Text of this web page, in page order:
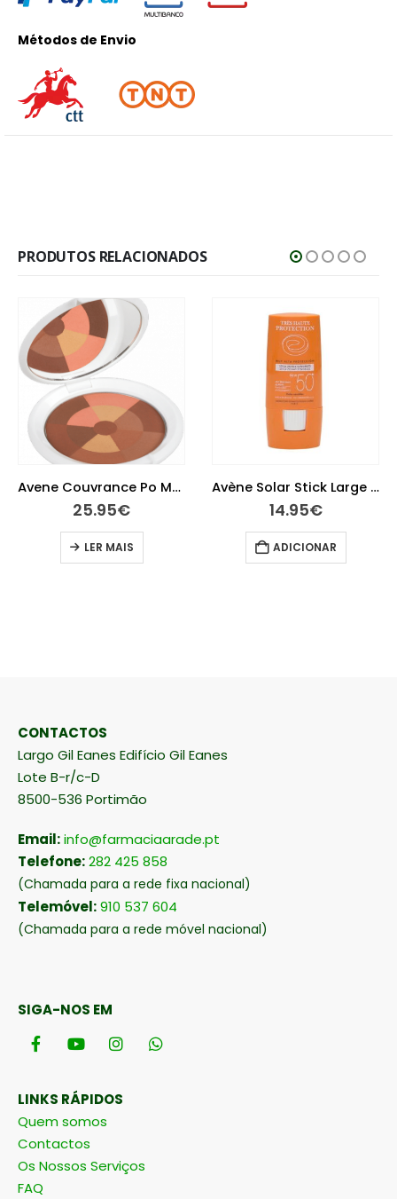
Métodos de Envio
PRODUTOS RELACIONADOS
Avene Couvrance Po Mosaico Bronzeado 9 G
25.95€
LER MAIS
Avène Solar Stick Large 50+ 8g
14.95€
ADICIONAR
CONTACTOS
Largo Gil Eanes Edifício Gil Eanes
Lote B-r/c-D
8500-536 Portimão
Email:info@farmaciaarade.pt
Telefone:282 425 858
(Chamada para a rede fixa nacional)
Telemóvel:910 537 604
(Chamada para a rede móvel nacional)
SIGA-NOS EM
LINKS RÁPIDOS
Quem somos
Contactos
Os Nossos Serviços
FAQ